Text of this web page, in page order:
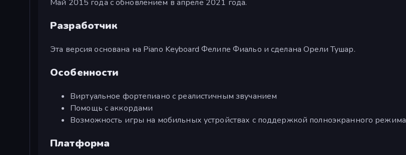
Май 2015 года с обновлением в апреле 2021 года.
Разработчик
Эта версия основана на Piano Keyboard Фелипе Фиальо и сделана Орели Тушар.
Особенности
Виртуальное фортепиано с реалистичным звучанием
Помощь с аккордами
Возможность игры на мобильных устройствах с поддержкой полноэкранного режима
Платформа